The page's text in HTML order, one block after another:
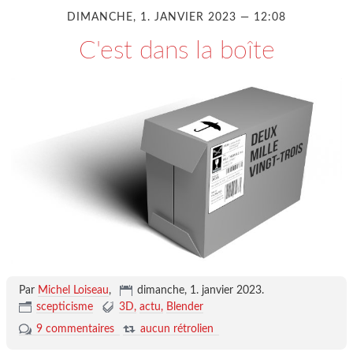
DIMANCHE, 1. JANVIER 2023 — 12:08
C'est dans la boîte
Par Michel Loiseau, dimanche, 1. janvier 2023.
scepticisme
3D actu
Blender
9 commentaires
aucun rétrolien